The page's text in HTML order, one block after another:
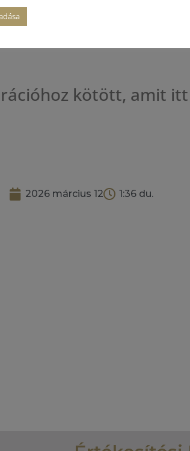
eljött a te időd. Keresd a City
elkészült lakásaiban, hogy minél
kötött, amit
2026 március 12 1:36 du.